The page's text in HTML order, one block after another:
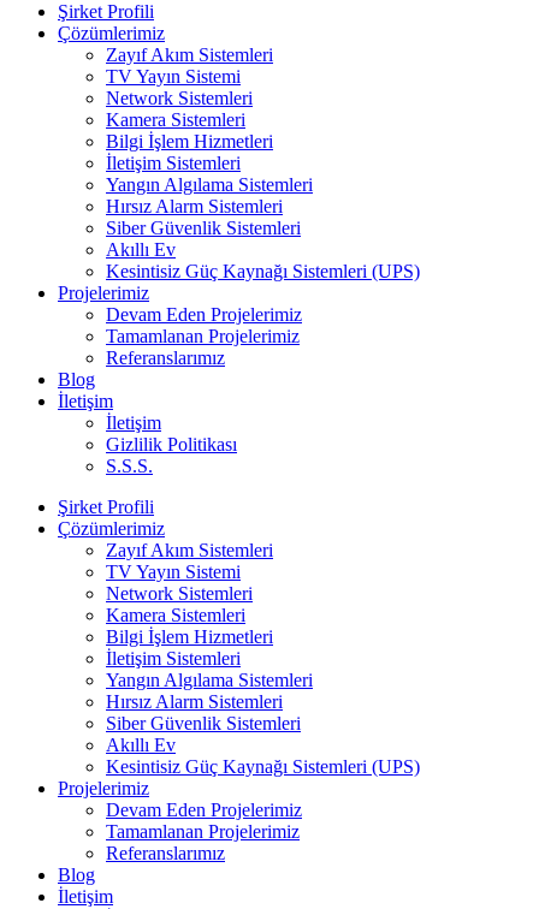
Şirket Profili
Çözümlerimiz
Zayıf Akım Sistemleri
TV Yayın Sistemi
Network Sistemleri
Kamera Sistemleri
Bilgi İşlem Hizmetleri
İletişim Sistemleri
Yangın Algılama Sistemleri
Hırsız Alarm Sistemleri
Siber Güvenlik Sistemleri
Akıllı Ev
Kesintisiz Güç Kaynağı Sistemleri (UPS)
Projelerimiz
Devam Eden Projelerimiz
Tamamlanan Projelerimiz
Referanslarımız
Blog
İletişim
İletişim
Gizlilik Politikası
S.S.S.
Şirket Profili
Çözümlerimiz
Zayıf Akım Sistemleri
TV Yayın Sistemi
Network Sistemleri
Kamera Sistemleri
Bilgi İşlem Hizmetleri
İletişim Sistemleri
Yangın Algılama Sistemleri
Hırsız Alarm Sistemleri
Siber Güvenlik Sistemleri
Akıllı Ev
Kesintisiz Güç Kaynağı Sistemleri (UPS)
Projelerimiz
Devam Eden Projelerimiz
Tamamlanan Projelerimiz
Referanslarımız
Blog
İletişim